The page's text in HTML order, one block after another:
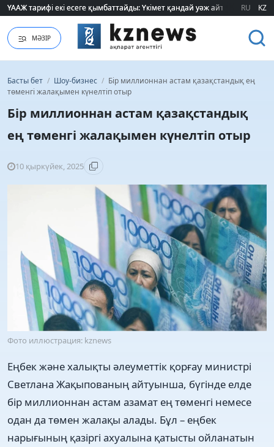
ҮААЖ тарифі екі есеге қымбаттайды: Үкімет қандай уәж айтады?
ҮААЖ тарифі екі есеге қымбаттайды: Үкімет қандай уәж айтады? RU KZ
МӘЗІР
Басты бет / Шоу-бизнес / Бір миллионнан астам қазақстандық ең
төменгі жалақымен күнелтіп отыр
Бір миллионнан астам қазақстандық
ең төменгі жалақымен күнелтіп отыр
10 қыркүйек, 2025
Фото иллюстрация: kznews
Еңбек және халықты әлеуметтік қорғау министрі
Светлана Жақыпованың айтуынша, бүгінде елде
бір миллионнан астам азамат ең төменгі немесе
одан да төмен жалақы алады. Бұл – еңбек
нарығының қазіргі ахуалына қатысты ойланатын